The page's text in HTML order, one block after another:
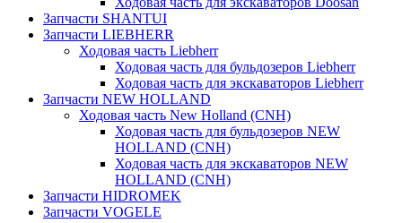
Запчасти SHANTUI
Запчасти LIEBHERR
Ходовая часть Liebherr
Ходовая часть для бульдозеров Liebherr
Ходовая часть для экскаваторов Liebherr
Запчасти NEW HOLLAND
Ходовая часть New Holland (CNH)
Ходовая часть для бульдозеров NEW
HOLLAND (CNH)
Ходовая часть для экскаваторов NEW
HOLLAND (CNH)
Запчасти HIDROMEK
Запчасти VOGELE